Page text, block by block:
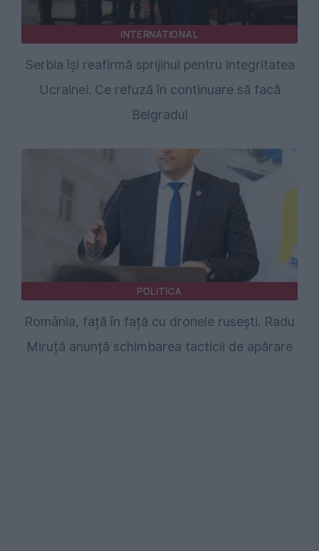
INTERNATIONAL
Serbia își reafirmă sprijinul pentru integritatea
Ucrainei. Ce refuză în continuare să facă
Belgradul
POLITICA
România, față în față cu dronele rusești. Radu
Miruță anunță schimbarea tacticii de apărare